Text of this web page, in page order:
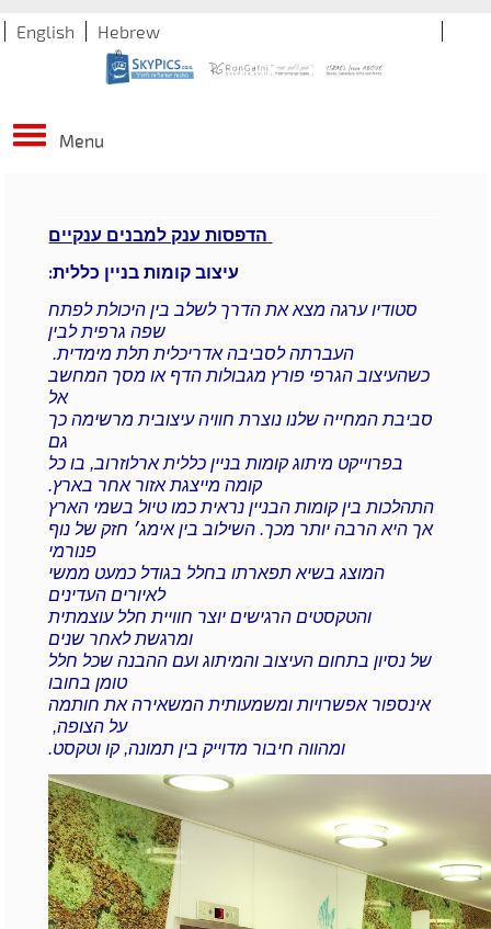
Hebrew
English
Menu
עיצוב קומות בניין כללית:
סטודיו ערגה מצא את הדרך לשלב בין היכולת לפתח
שפה גרפית לבין
העברתה לסביבה אדריכלית תלת מימדית.
כשהעיצוב הגרפי פורץ מגבולות הדף או מסך המחשב
אל
סביבת המחייה שלנו נוצרת חוויה עיצובית מרשימה כך
גם
בפרוייקט מיתוג קומות בניין כללית ארלוזרוב, בו כל
קומה מייצגת אזור אחר בארץ.
התהלכות בין קומות הבניין נראית כמו טיול בשמי הארץ
אך היא הרבה יותר מכך. השילוב בין אימג׳ חזק של נוף
פנורמי
המוצג בשיא תפארתו בחלל בגודל כמעט ממשי
לאיורים העדינים
והטקסטים הרגישים יוצר חוויית חלל עוצמתית
ומרגשת לאחר שנים
של נסיון בתחום העיצוב והמיתוג ועם ההבנה שכל חלל
טומן בחובו
אינספור אפשרויות ומשמעותית המשאירה את חותמה
על הצופה,
ומהווה חיבור מדוייק בין תמונה, קו וטקסט.